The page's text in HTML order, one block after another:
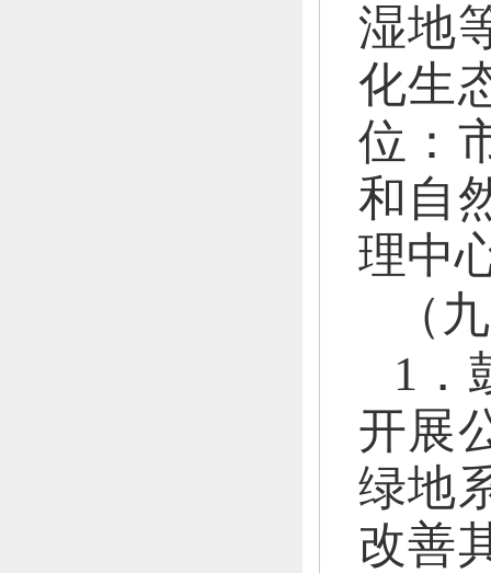
湿地
化生
位：
和自
理中
（
1．
开展
绿地
改善